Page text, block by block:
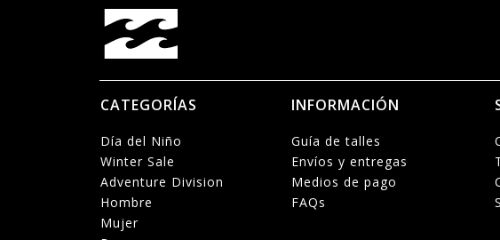
CATEGORÍAS
Día del Niño
Winter Sale
Adventure Division
Hombre
Mujer
INFORMACIÓN
Guía de talles
Envíos y entregas
Medios de pago
FAQs